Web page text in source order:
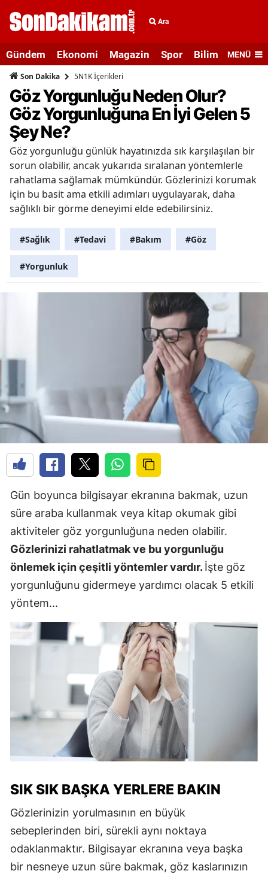
Ara
Gündem Ekonomi Magazin Spor Bilim veMENÜ
Son Dakika 5N1K İçerikleri
Göz Yorgunluğu Neden Olur?
Göz Yorgunluğuna En İyi Gelen 5
Şey Ne?
Göz yorgunluğu günlük hayatınızda sık karşılaşılan bir
sorun olabilir, ancak yukarıda sıralanan yöntemlerle
rahatlama sağlamak mümkündür. Gözlerinizi korumak
için bu basit ama etkili adımları uygulayarak, daha
sağlıklı bir görme deneyimi elde edebilirsiniz.
#Sağlık #Tedavi #Bakım #Göz
#Yorgunluk
Gün boyunca bilgisayar ekranına bakmak, uzun
süre araba kullanmak veya kitap okumak gibi
aktiviteler göz yorgunluğuna neden olabilir.
Gözlerinizi rahatlatmak ve bu yorgunluğu
önlemek için çeşitli yöntemler vardır.İşte göz
yorgunluğunu gidermeye yardımcı olacak 5 etkili
yöntem...
SIK SIK BAŞKA YERLERE BAKIN
Gözlerinizin yorulmasının en büyük
sebeplerinden biri, sürekli aynı noktaya
odaklanmaktır. Bilgisayar ekranına veya başka
bir nesneye uzun süre bakmak, göz kaslarınızın